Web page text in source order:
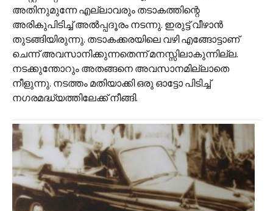
അതിനുമുന്നേ എല്ലാവരും തടാകത്തിന്റെ
അരികുപിടിച്ച് അൽ‌പ്പദൂരം നടന്നു. ഇരുട്ട് വീഴാൻ
തുടങ്ങിയിരുന്നു. തടാകക്കരയിലെ വഴി എങ്ങോട്ടാണ്
ചെന്ന് അവസാനിക്കുന്നതെന്ന് മനസ്സിലാകുന്നില്ല.
നടക്കുന്തോറും അതങ്ങനെ അവസാനമില്ലാതെ
നീളുന്നു. നടത്തം മതിയാക്കി ഒരു ഓട്ടോ പിടിച്ച്
നഗരമദ്ധ്യത്തിലേക്ക് നീങ്ങി.